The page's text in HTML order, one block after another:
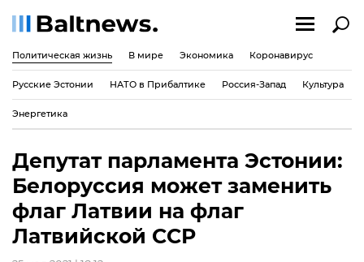
Политическая жизнь В мире Экономика Коронавирус
Русские Эстонии НАТО в Прибалтике Россия-Запад Культура
Энергетика
Депутат парламента Эстонии:
Белоруссия может заменить
флаг Латвии на флаг
Латвийской ССР